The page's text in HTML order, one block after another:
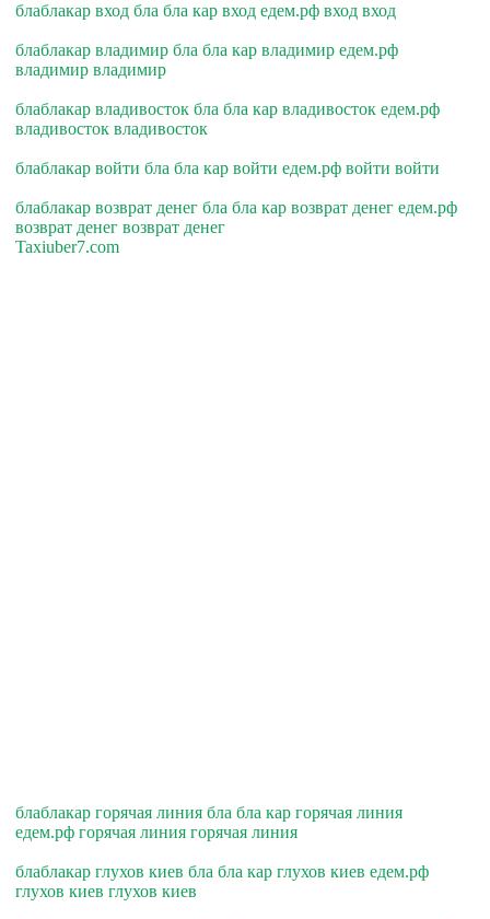
блаблакар вход бла бла кар вход едем.рф вход вход
блаблакар владимир бла бла кар владимир едем.рф
владимир владимир
блаблакар владивосток бла бла кар владивосток едем.рф
владивосток владивосток
блаблакар войти бла бла кар войти едем.рф войти войти
блаблакар возврат денег бла бла кар возврат денег едем.рф
возврат денег возврат денег
Taxiuber7.com
блаблакар горячая линия бла бла кар горячая линия
едем.рф горячая линия горячая линия
блаблакар глухов киев бла бла кар глухов киев едем.рф
глухов киев глухов киев